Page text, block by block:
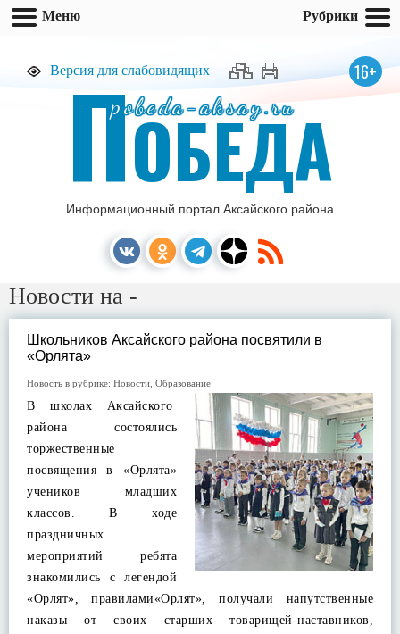
Версия для слабовидящих 16+
pobeda-aksay.ru
ПОБЕДА
Информационный портал Аксайского района
Новости на -
Школьников Аксайского района посвятили в
«Орлята»
Новость в рубрике: Новости Образование
В школах Аксайского
района состоялись
торжественные
посвящения в «Орлята»
учеников младших
классов. В ходе
праздничных
мероприятий ребята
знакомились с легендой
«Орлят», правилами«Орлят», получали напутственные
наказы от своих старших товарищей-наставников,
Меню Рубрики